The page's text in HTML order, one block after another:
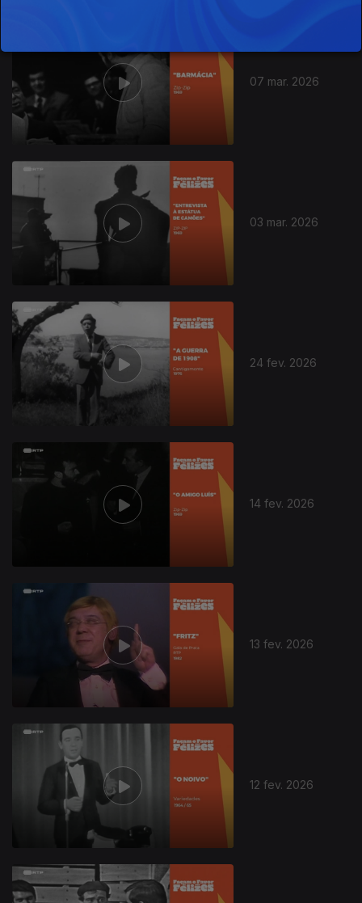
07 mar. 2026
03 mar. 2026
24 fev. 2026
14 fev. 2026
13 fev. 2026
12 fev. 2026